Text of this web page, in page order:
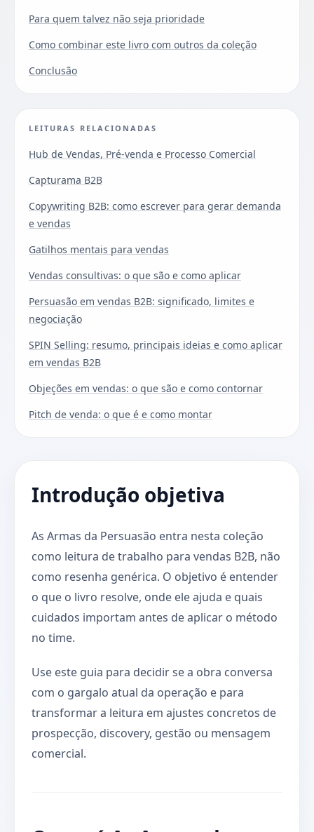
Para quem talvez não seja prioridade
Como combinar este livro com outros da coleção
Conclusão
LEITURAS RELACIONADAS
Hub de Vendas, Pré-venda e Processo Comercial
Capturama B2B
Copywriting B2B: como escrever para gerar demanda
e vendas
Gatilhos mentais para vendas
Vendas consultivas: o que são e como aplicar
Persuasão em vendas B2B: significado, limites e
negociação
SPIN Selling: resumo, principais ideias e como aplicar
em vendas B2B
Objeções em vendas: o que são e como contornar
Pitch de venda: o que é e como montar
Introdução objetiva
As Armas da Persuasão entra nesta coleção
como leitura de trabalho para vendas B2B, não
como resenha genérica. O objetivo é entender
o que o livro resolve, onde ele ajuda e quais
cuidados importam antes de aplicar o método
no time.
Use este guia para decidir se a obra conversa
com o gargalo atual da operação e para
transformar a leitura em ajustes concretos de
prospecção, discovery, gestão ou mensagem
comercial.